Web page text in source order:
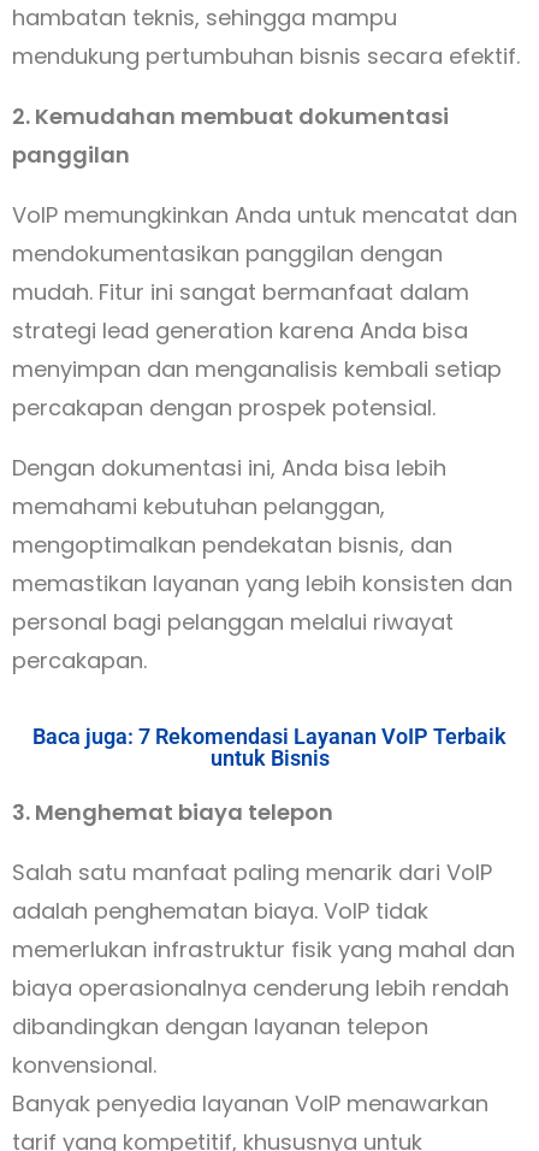
hambatan teknis, sehingga mampu
mendukung pertumbuhan bisnis secara efektif.
2. Kemudahan membuat dokumentasi
panggilan
VoIP memungkinkan Anda untuk mencatat dan
mendokumentasikan panggilan dengan
mudah. Fitur ini sangat bermanfaat dalam
strategi lead generation karena Anda bisa
menyimpan dan menganalisis kembali setiap
percakapan dengan prospek potensial.
Dengan dokumentasi ini, Anda bisa lebih
memahami kebutuhan pelanggan,
mengoptimalkan pendekatan bisnis, dan
memastikan layanan yang lebih konsisten dan
personal bagi pelanggan melalui riwayat
percakapan.
Baca juga: 7 Rekomendasi Layanan VoIP Terbaik
untuk Bisnis
3. Menghemat biaya telepon
Salah satu manfaat paling menarik dari VoIP
adalah penghematan biaya. VoIP tidak
memerlukan infrastruktur fisik yang mahal dan
biaya operasionalnya cenderung lebih rendah
dibandingkan dengan layanan telepon
konvensional.
Banyak penyedia layanan VoIP menawarkan
tarif yang kompetitif, khususnya untuk